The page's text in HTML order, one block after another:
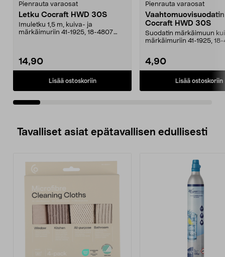
Pienrauta varaosat
Letku Cocraft HWD 30S
Imuletku 1,5 m, kuiva- ja
märkäimuriin 41-1925, 18-4807
14,90
Lisää ostoskoriin
Pienrauta varaosat
Vaahtomuovisuodatin
Cocraft HWD 30S
Suodatin märkäimuun
märkäimuriin 41-1925,
4,90
Lisää ostoskoriin
Tavalliset asiat epätavallisen edullisesti